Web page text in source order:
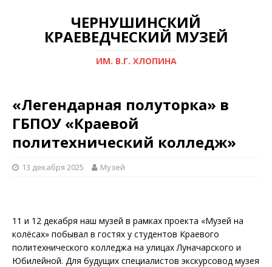
ЧЕРНУШИНСКИЙ
КРАЕВЕДЧЕСКИЙ МУЗЕЙ
ИМ. В.Г. ХЛОПИНА
«Легендарная полуторка» в
ГБПОУ «Краевой
политехнический колледж»
13 декабря 2025 Музей
11 и 12 декабря наш музей в рамках проекта «Музей на
колёсах» побывал в гостях у студентов Краевого
политехнического колледжа на улицах Луначарского и
Юбилейной. Для будущих специалистов экскурсовод музея